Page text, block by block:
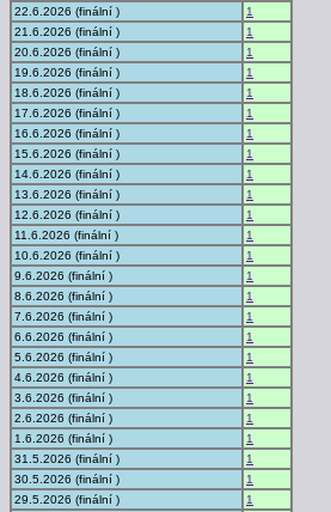
22.6.2026 (finální )
1
21.6.2026 (finální )
1
20.6.2026 (finální )
1
19.6.2026 (finální )
1
18.6.2026 (finální )
1
17.6.2026 (finální )
1
16.6.2026 (finální )
1
15.6.2026 (finální )
1
14.6.2026 (finální )
1
13.6.2026 (finální )
1
12.6.2026 (finální )
1
11.6.2026 (finální )
1
10.6.2026 (finální )
1
9.6.2026 (finální )
1
8.6.2026 (finální )
1
7.6.2026 (finální )
1
6.6.2026 (finální )
1
5.6.2026 (finální )
1
4.6.2026 (finální )
1
3.6.2026 (finální )
1
2.6.2026 (finální )
1
1.6.2026 (finální )
1
31.5.2026 (finální )
1
30.5.2026 (finální )
1
29.5.2026 (finální )
1